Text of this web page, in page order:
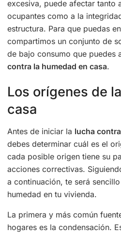
excesiva, puede afectar tanto
ocupantes como a la
estructura. Para que puedas
compartimos un conjunto de
de bajo consumo que puedes
contra la humedad en casa.
Los orígenes de
casa
Antes de iniciar la lucha
debes determinar cuál es el
cada posible origen tiene su
acciones correctivas.
a continuación, te será
humedad en tu vivienda.
La primera y más común
hogares es la condensación.